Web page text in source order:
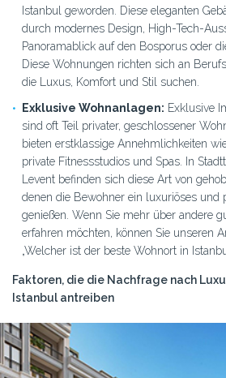
Istanbul geworden. Diese eleganten
durch modernes Design, High-Tech-
Panoramablick auf den Bosporus oder
Diese Wohnungen richten sich an
die Luxus, Komfort und Stil suchen.
Exklusive Wohnanlagen: Exklusive
sind oft Teil privater, geschlossener
bieten erstklassige Annehmlichkeiten
private Fitnessstudios und Spas. In
Levent befinden sich diese Art von
denen die Bewohner ein luxuriöses und
genießen. Wenn Sie mehr über andere
erfahren möchten, können Sie unseren
„Welcher ist der beste Wohnort in
Faktoren, die die Nachfrage nach
Istanbul antreiben